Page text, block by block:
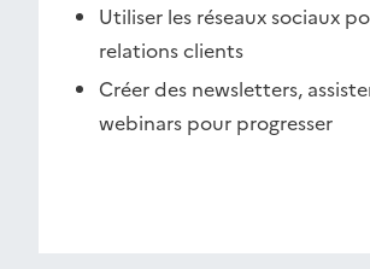
Utiliser les réseaux sociaux
relations clients
Créer des newsletters,
webinars pour progresser